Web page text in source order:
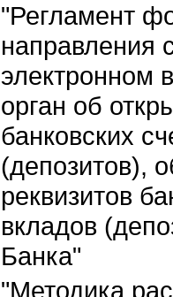
"Регламент
направления
электронном
орган об
банковских
(депозитов),
реквизитов
вкладов
Банка"
"Методика